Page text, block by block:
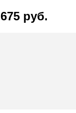
675 руб.